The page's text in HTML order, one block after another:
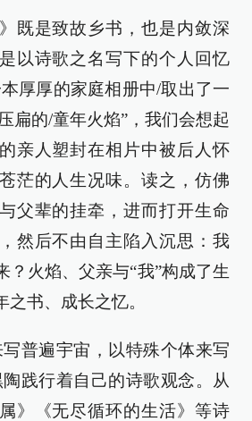
既是致故乡书，也是内敛深
以诗歌之名写下的个人回忆
厚厚的家庭相册中/取出了一
扁的/童年火焰”，我们会想起
亲人塑封在相片中被后人怀
茫的人生况味。读之，仿佛
父辈的挂牵，进而打开生命
然后不由自主陷入沉思：我
？火焰、父亲与“我”构成了生
书、成长之忆。
普遍宇宙，以特殊个体来写
陶践行着自己的诗歌观念。从
》《无尽循环的生活》等诗